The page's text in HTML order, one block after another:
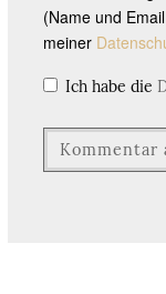
(Name und
meiner
Ich habe die